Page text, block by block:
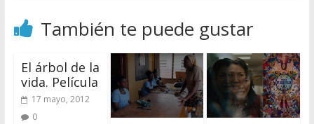
También te puede gustar
El árbol de la
vida. Película
17 mayo, 2012
0